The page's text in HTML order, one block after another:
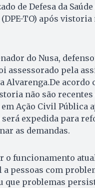
de Defesa da Saúde
TO) após vistoria
do Nusa,
assessorado pela
Alvarenga.De acordo
não são recentes
Ação Civil Pública
expedida para
as demandas.
o funcionamento
pessoas com
que problemas